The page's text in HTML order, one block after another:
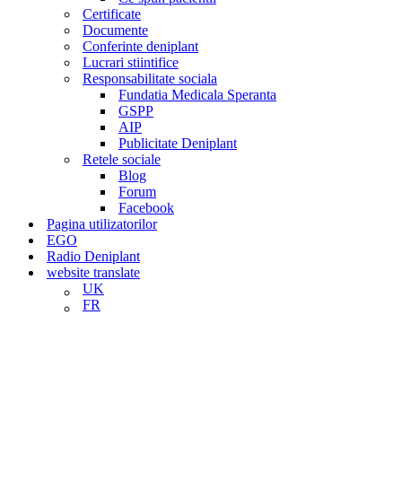
Certificate
Documente
Conferinte deniplant
Lucrari stiintifice
Responsabilitate sociala
Fundatia Medicala Speranta
GSPP
AIP
Publicitate Deniplant
Retele sociale
Blog
Forum
Facebook
Pagina utilizatorilor
EGO
Radio Deniplant
website translate
UK
FR